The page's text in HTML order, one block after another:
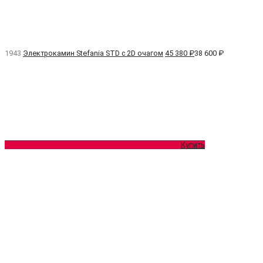
1943 Электрокамин Stefania STD с 2D очагом 45 380 ₽38 600 ₽
Купить